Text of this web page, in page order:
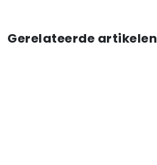
Gerelateerde artikelen